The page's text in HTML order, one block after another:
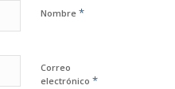
Nombre *
Correo
electrónico *